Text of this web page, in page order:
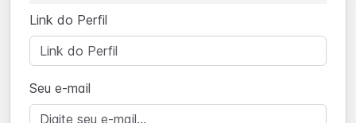
Link do Perfil
Seu e-mail